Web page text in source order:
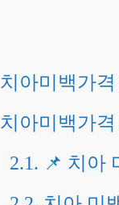
치아미백가
치아미백가
2.1. 📌 치아